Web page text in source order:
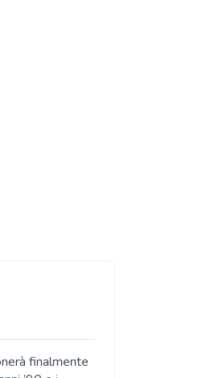
finalmente